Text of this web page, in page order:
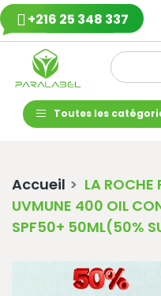
+216 25 348 337
Toutes les
Accueil
LA ROCHE
UVMUNE 400 OIL
SPF50+ 50ML(50%